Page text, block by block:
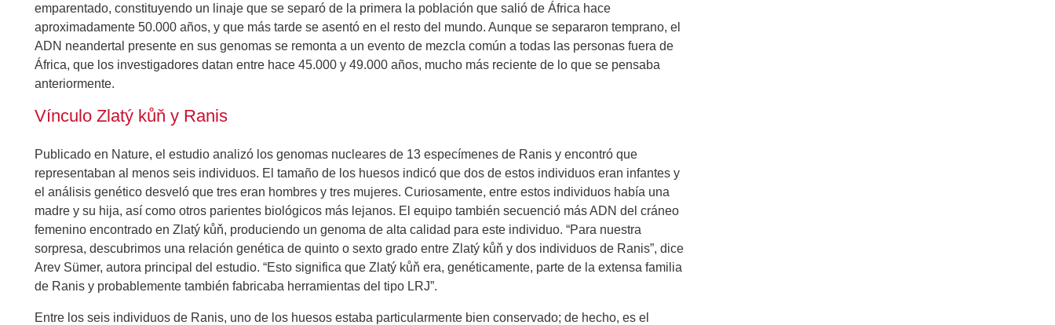
emparentado, constituyendo un linaje que se separó de la primera la población que salió de África hace
aproximadamente 50.000 años, y que más tarde se asentó en el resto del mundo. Aunque se separaron temprano, el
ADN neandertal presente en sus genomas se remonta a un evento de mezcla común a todas las personas fuera de
África, que los investigadores datan entre hace 45.000 y 49.000 años, mucho más reciente de lo que se pensaba
anteriormente.
Vínculo Zlatý kůň y Ranis
Publicado en Nature, el estudio analizó los genomas nucleares de 13 especímenes de Ranis y encontró que
representaban al menos seis individuos. El tamaño de los huesos indicó que dos de estos individuos eran infantes y
el análisis genético desveló que tres eran hombres y tres mujeres. Curiosamente, entre estos individuos había una
madre y su hija, así como otros parientes biológicos más lejanos. El equipo también secuenció más ADN del cráneo
femenino encontrado en Zlatý kůň, produciendo un genoma de alta calidad para este individuo. “Para nuestra
sorpresa, descubrimos una relación genética de quinto o sexto grado entre Zlatý kůň y dos individuos de Ranis”, dice
Arev Sümer, autora principal del estudio. “Esto significa que Zlatý kůň era, genéticamente, parte de la extensa familia
de Ranis y probablemente también fabricaba herramientas del tipo LRJ”.
Entre los seis individuos de Ranis, uno de los huesos estaba particularmente bien conservado; de hecho, es el